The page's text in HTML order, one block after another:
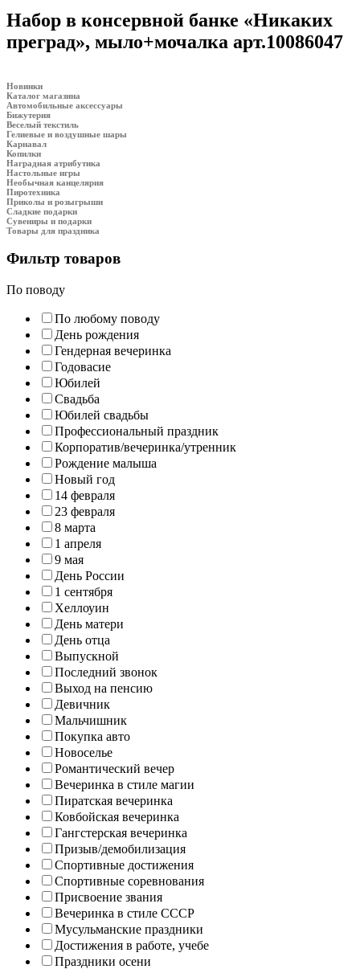
Набор в консервной банке «Никаких
преград», мыло+мочалка арт.10086047
Новинки
Каталог магазина
Автомобильные аксессуары
Бижутерия
Веселый текстиль
Гелиевые и воздушные шары
Карнавал
Копилки
Наградная атрибутика
Настольные игры
Необычная канцелярия
Пиротехника
Приколы и розыгрыши
Сладкие подарки
Сувениры и подарки
Товары для праздника
Фильтр товаров
По поводу
По любому поводу
День рождения
Гендерная вечеринка
Годовасие
Юбилей
Свадьба
Юбилей свадьбы
Профессиональный праздник
Корпоратив/вечеринка/утренник
Рождение малыша
Новый год
14 февраля
23 февраля
8 марта
1 апреля
9 мая
День России
1 сентября
Хеллоуин
День матери
День отца
Выпускной
Последний звонок
Выход на пенсию
Девичник
Мальчишник
Покупка авто
Новоселье
Романтический вечер
Вечеринка в стиле магии
Пиратская вечеринка
Ковбойская вечеринка
Гангстерская вечеринка
Призыв/демобилизация
Спортивные достижения
Спортивные соревнования
Присвоение звания
Вечеринка в стиле СССР
Мусульманские праздники
Достижения в работе, учебе
Праздники осени